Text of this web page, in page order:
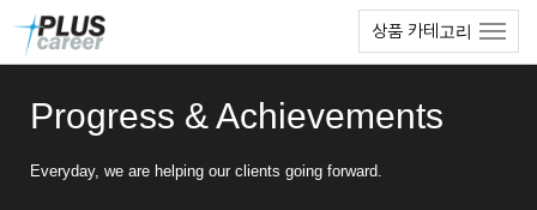
상품 카테고리
Progress & Achievements
Everyday, we are helping our clients going forward.